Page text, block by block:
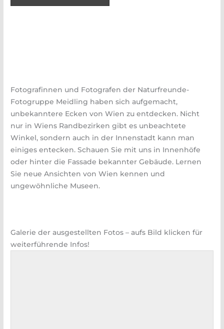
Fotografinnen und Fotografen der Naturfreunde-
Fotogruppe Meidling haben sich aufgemacht,
unbekanntere Ecken von Wien zu entdecken. Nicht
nur in Wiens Randbezirken gibt es unbeachtete
Winkel, sondern auch in der Innenstadt kann man
einiges entecken. Schauen Sie mit uns in Innenhöfe
oder hinter die Fassade bekannter Gebäude. Lernen
Sie neue Ansichten von Wien kennen und
ungewöhnliche Museen.
Galerie der ausgestellten Fotos – aufs Bild klicken für
weiterführende Infos!